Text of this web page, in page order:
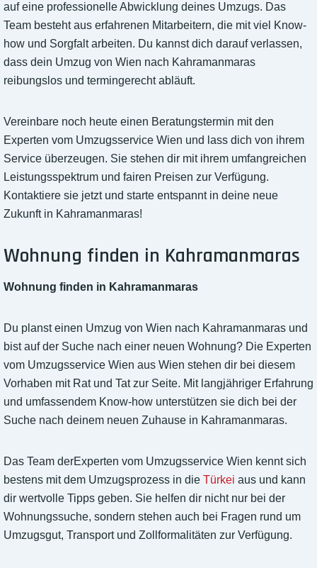
auf eine professionelle Abwicklung deines Umzugs. Das
Team besteht aus erfahrenen Mitarbeitern, die mit viel Know-
how und Sorgfalt arbeiten. Du kannst dich darauf verlassen,
dass dein Umzug von Wien nach Kahramanmaras
reibungslos und termingerecht abläuft.
Vereinbare noch heute einen Beratungstermin mit den
Experten vom Umzugsservice Wien und lass dich von ihrem
Service überzeugen. Sie stehen dir mit ihrem umfangreichen
Leistungsspektrum und fairen Preisen zur Verfügung.
Kontaktiere sie jetzt und starte entspannt in deine neue
Zukunft in Kahramanmaras!
Wohnung finden in Kahramanmaras
Wohnung finden in Kahramanmaras
Du planst einen Umzug von Wien nach Kahramanmaras und
bist auf der Suche nach einer neuen Wohnung? Die Experten
vom Umzugsservice Wien aus Wien stehen dir bei diesem
Vorhaben mit Rat und Tat zur Seite. Mit langjähriger Erfahrung
und umfassendem Know-how unterstützen sie dich bei der
Suche nach deinem neuen Zuhause in Kahramanmaras.
Das Team derExperten vom Umzugsservice Wien kennt sich
bestens mit dem Umzugsprozess in die Türkei aus und kann
dir wertvolle Tipps geben. Sie helfen dir nicht nur bei der
Wohnungssuche, sondern stehen auch bei Fragen rund um
Umzugsgut, Transport und Zollformalitäten zur Verfügung.